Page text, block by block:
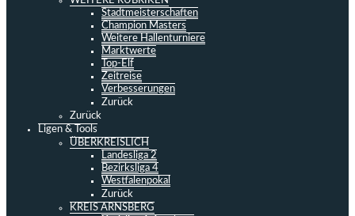
Stadtmeisterschaften
Champion Masters
Weitere Hallenturniere
Marktwerte
Top-Elf
Zeitreise
Verbesserungen
Zurück
Zurück
Ligen & Tools
ÜBERKREISLICH
Landesliga 2
Bezirksliga 4
Westfalenpokal
Zurück
KREIS ARNSBERG